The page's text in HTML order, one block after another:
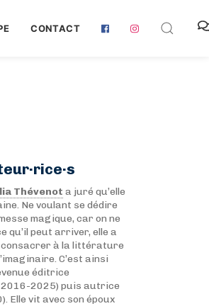
CONTACT
Thévenot a juré qu’elle
Ne voulant se dédire
magique, car on ne
qu’il peut arriver, elle a
consacrer à la littérature
C’est ainsi
éditrice
2016-2025) puis autrice
Elle vit avec son époux